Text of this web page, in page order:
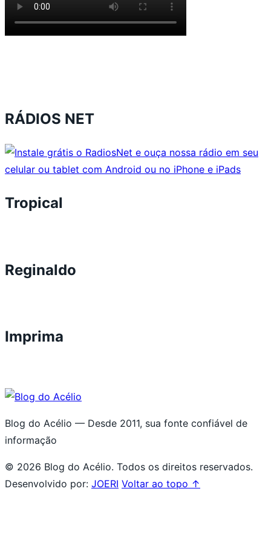
RÁDIOS NET
Tropical
Reginaldo
Imprima
Blog do Acélio — Desde 2011, sua fonte confiável de
informação
© 2026 Blog do Acélio. Todos os direitos reservados.
Desenvolvido por: JOERI Voltar ao topo ↑